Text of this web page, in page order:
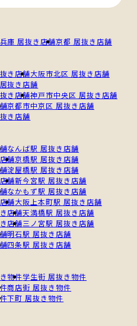
兵庫 居抜き店舗京都 居抜き店舗
き店舗大阪市北区 居抜き店舗
抜き店舗
き店舗神戸市中央区 居抜き店舗
京都市中京区 居抜き店舗
き店舗
なんば駅 居抜き店舗
舗京橋駅 居抜き店舗
淀屋橋駅 居抜き店舗
舗新今宮駅 居抜き店舗
なかもず駅 居抜き店舗
舗大阪上本町駅 居抜き店舗
店舗天満橋駅 居抜き店舗
店舗三ノ宮駅 居抜き店舗
明石駅 居抜き店舗
四条駅 居抜き店舗
物件学生街 居抜き物件
商店街 居抜き物件
下町 居抜き物件